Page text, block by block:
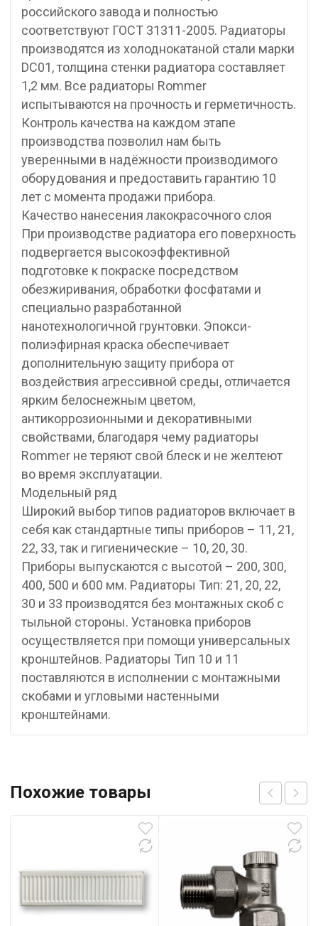
российского завода и полностью
соответствуют ГОСТ 31311-2005. Радиаторы
производятся из холоднокатаной стали марки
DC01, толщина стенки радиатора составляет
1,2 мм. Все радиаторы Rommer
испытываются на прочность и герметичность.
Контроль качества на каждом этапе
производства позволил нам быть
уверенными в надёжности производимого
оборудования и предоставить гарантию 10
лет с момента продажи прибора.
Качество нанесения лакокрасочного слоя
При производстве радиатора его поверхность
подвергается высокоэффективной
подготовке к покраске посредством
обезжиривания, обработки фосфатами и
специально разработанной
нанотехнологичной грунтовки. Эпокси-
полиэфирная краска обеспечивает
дополнительную защиту прибора от
воздействия агрессивной среды, отличается
ярким белоснежным цветом,
антикоррозионными и декоративными
свойствами, благодаря чему радиаторы
Rommer не теряют свой блеск и не желтеют
во время эксплуатации.
Модельный ряд
Широкий выбор типов радиаторов включает в
себя как стандартные типы приборов – 11, 21,
22, 33, так и гигиенические – 10, 20, 30.
Приборы выпускаются с высотой – 200, 300,
400, 500 и 600 мм. Радиаторы Тип: 21, 20, 22,
30 и 33 производятся без монтажных скоб с
тыльной стороны. Установка приборов
осуществляется при помощи универсальных
кронштейнов. Радиаторы Тип 10 и 11
поставляются в исполнении с монтажными
скобами и угловыми настенными
кронштейнами.
Похожие товары